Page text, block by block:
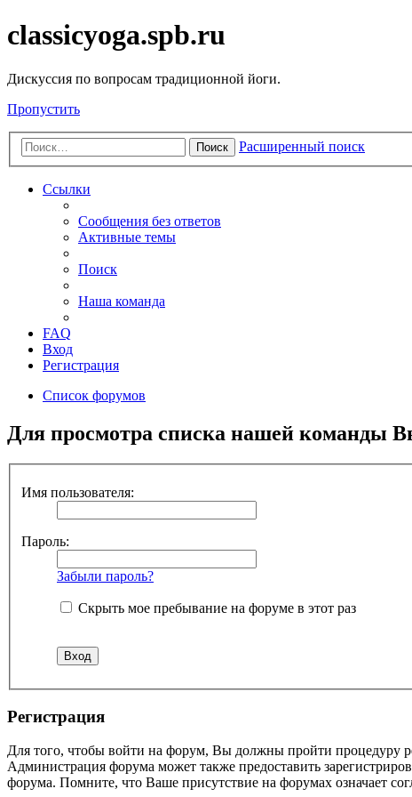
classicyoga.spb.ru
Дискуссия по вопросам традиционной йоги.
Пропустить
Поиск Расширенный поиск
Ссылки
Сообщения без ответов
Активные темы
Поиск
Наша команда
FAQ
Вход
Регистрация
Список форумов
Для просмотра списка нашей команды
Имя пользователя:
Пароль:
Забыли пароль?
Скрыть мое пребывание на форуме в этот раз
Регистрация
Для того, чтобы войти на форум, Вы должны пройти процедуру
Администрация форума может также предоставить
форума. Помните, что Ваше присутствие на форумах означает